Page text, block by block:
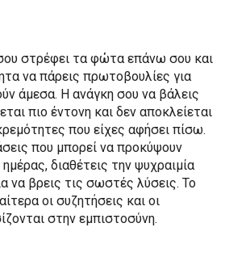
στρέφει τα φώτα επάνω σου και
να πάρεις πρωτοβουλίες για
άμεσα. Η ανάγκη σου να βάλεις
πιο έντονη και δεν αποκλείεται
που είχες αφήσει πίσω.
που μπορεί να προκύψουν
διαθέτεις την ψυχραιμία
να βρεις τις σωστές λύσεις. Το
οι συζητήσεις και οι
στην εμπιστοσύνη.